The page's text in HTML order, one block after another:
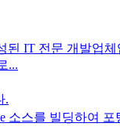
IT 전문 개발업
...
.
소스를 빌딩하여